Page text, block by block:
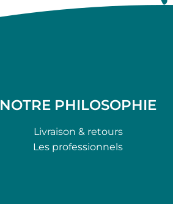
NOTRE PHILOSOPHIE
Livraison & retours
Les professionnels